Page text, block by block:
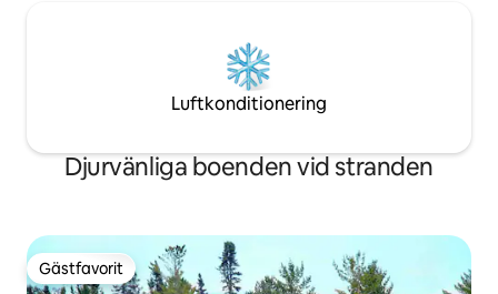
Luftkonditionering
Djurvänliga boenden vid stranden
Gästfavorit
Gästfavorit